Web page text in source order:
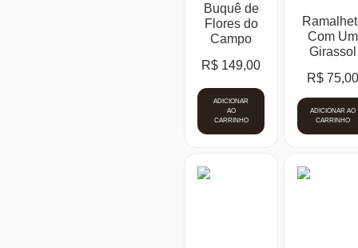
Buquê de
Flores do
Campo
R$ 149,00
ADICIONAR
AO
CARRINHO
Com Um
Girassol
R$
ADICIONAR AO
CARRINHO